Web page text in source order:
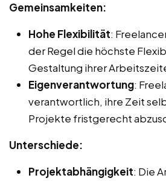
Gemeinsamkeiten:
Hohe Flexibilität:
der Regel die höchste
Gestaltung ihrer
Eigenverantwortung:
verantwortlich, ihre Zeit
Projekte fristgerecht
Unterschiede:
Projektabhängigkeit: Die